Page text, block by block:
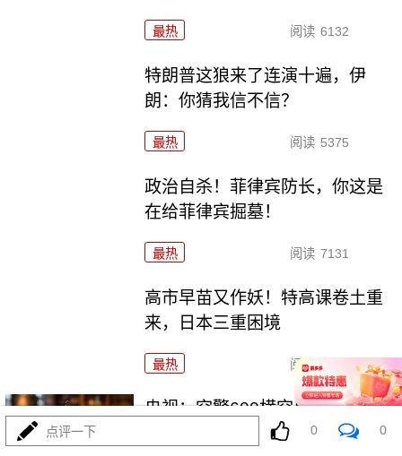
最热 阅读 6132
特朗普这狼来了连演十遍，伊
朗：你猜我信不信？
最热 阅读 5375
政治自杀！菲律宾防长，你这是
在给菲律宾掘墓！
最热 阅读 7131
高市早苗又作妖！特高课卷土重
来，日本三重困境
最热 阅读 4735
央视：空警600横空出世，美航母
点评一下 0 0